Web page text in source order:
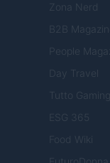
Zona Nerd
B2B Magazine
People
Day Travel
Tutto Gaming
ESG 365
Food Wiki